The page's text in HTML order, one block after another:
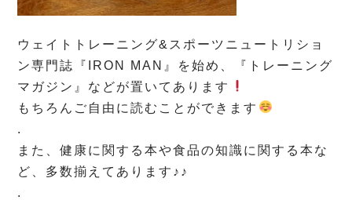
ウェイトトレーニング&スポーツニュートリショ
ン専門誌『IRON MAN』を始め、『トレーニング
マガジン』などが置いてあります
もちろんご自由に読むことができます
.
また、健康に関する本や食品の知識に関する本な
ど、多数揃えてあります♪♪
.